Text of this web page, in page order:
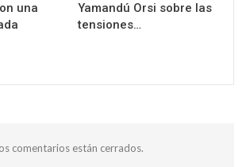
una
Yamandú Orsi sobre las
tensiones…
comentarios están cerrados.